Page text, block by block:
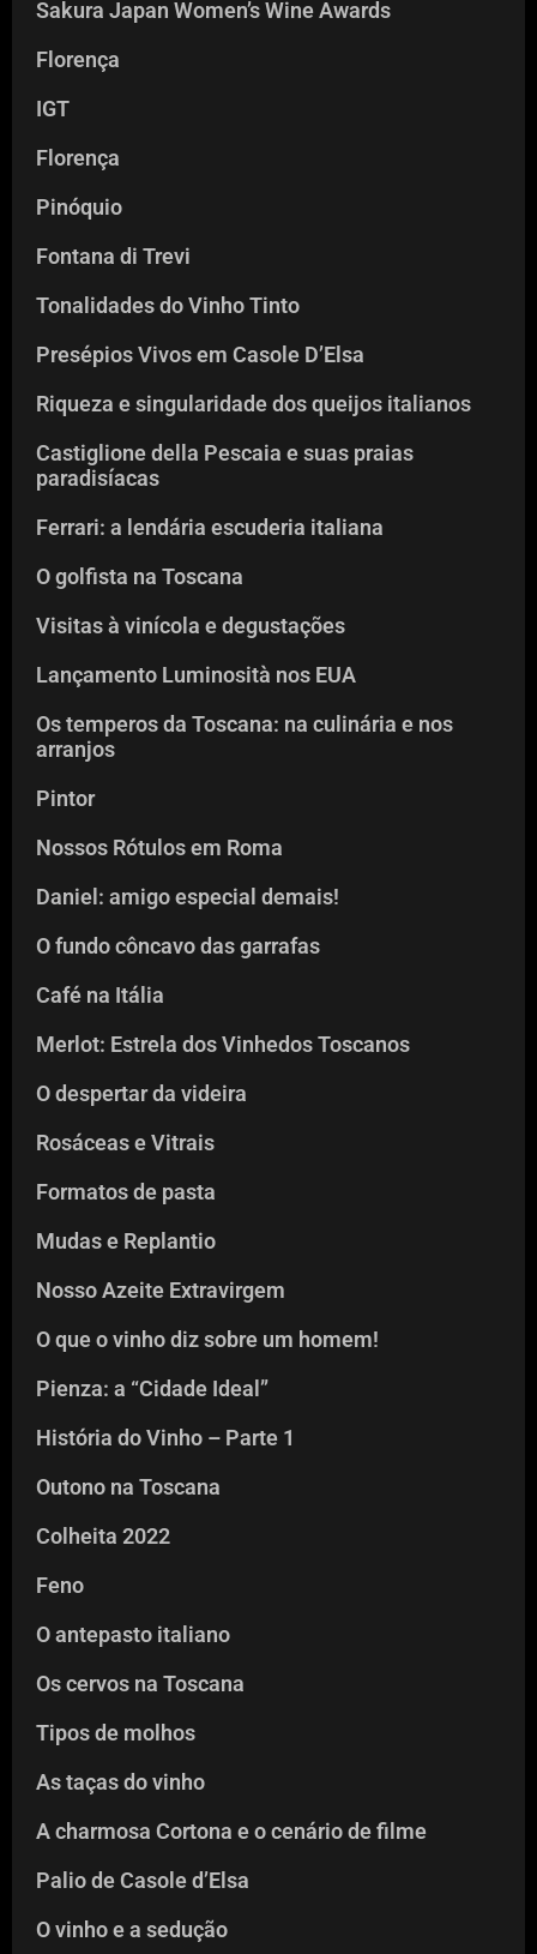
Sakura Japan Women’s Wine Awards
Florença
IGT
Florença
Pinóquio
Fontana di Trevi
Tonalidades do Vinho Tinto
Presépios Vivos em Casole D’Elsa
Riqueza e singularidade dos queijos italianos
Castiglione della Pescaia e suas praias
paradisíacas
Ferrari: a lendária escuderia italiana
O golfista na Toscana
Visitas à vinícola e degustações
Lançamento Luminosità nos EUA
Os temperos da Toscana: na culinária e nos
arranjos
Pintor
Nossos Rótulos em Roma
Daniel: amigo especial demais!
O fundo côncavo das garrafas
Café na Itália
Merlot: Estrela dos Vinhedos Toscanos
O despertar da videira
Rosáceas e Vitrais
Formatos de pasta
Mudas e Replantio
Nosso Azeite Extravirgem
O que o vinho diz sobre um homem!
Pienza: a “Cidade Ideal”
História do Vinho – Parte 1
Outono na Toscana
Colheita 2022
Feno
O antepasto italiano
Os cervos na Toscana
Tipos de molhos
As taças do vinho
A charmosa Cortona e o cenário de filme
Palio de Casole d’Elsa
O vinho e a sedução